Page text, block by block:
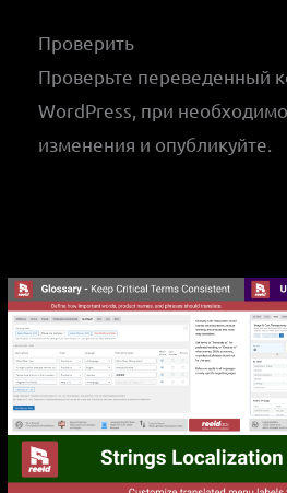
Проверить
Проверьте переведенный
WordPress, при
изменения и опубликуйте.